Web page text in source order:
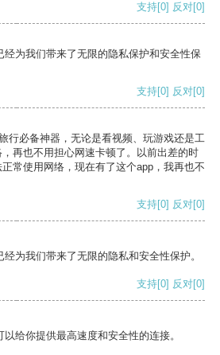
支持[0] 反对[0]
为我们带来了无限的隐私保护和安全性保
支持[0] 反对[0]
行必备神器，无论是看视频、玩游戏还是工
再也不用担心网速卡顿了。以前出差的时
常使用网络，现在有了这个app，我再也不
支持[0] 反对[0]
为我们带来了无限的隐私和安全性保护。
支持[0] 反对[0]
给你提供最高速度和安全性的连接。